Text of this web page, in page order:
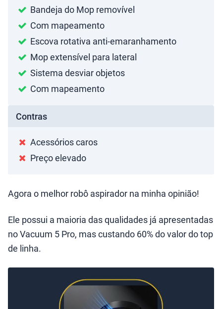
Bandeja do Mop removível
Com mapeamento
Escova rotativa anti-emaranhamento
Mop extensível para lateral
Sistema desviar objetos
Com mapeamento
Contras
Acessórios caros
Preço elevado
Agora o melhor robô aspirador na minha opinião!
Ele possui a maioria das qualidades já apresentadas
no Vacuum 5 Pro, mas custando 60% do valor do top
de linha.